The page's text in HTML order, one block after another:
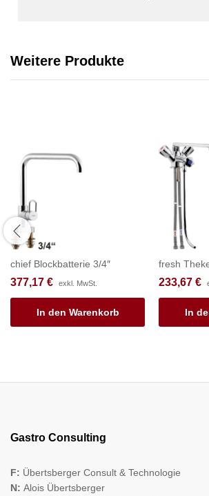
Weitere Produkte
chief Blockbatterie 3/4″
377,17 € exkl. MwSt.
In den Warenkorb
fresh
233,67 €
In
Gastro Consulting
F: Übertsberger Consult & Technologie
N: Alois Übertsberger